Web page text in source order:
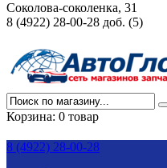
Соколова-соколенка, 31
8 (4922) 28-00-28 доб. (5)
Корзина: 0 товар
8 (4922) 28-00-28